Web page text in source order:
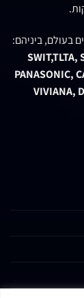
בעולם, ביניהם:
SWIT,TLTA,
PANASONIC,
VIVIANA,